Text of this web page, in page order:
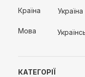
КАТЕГОРІЇ
Країна Україна
Мова